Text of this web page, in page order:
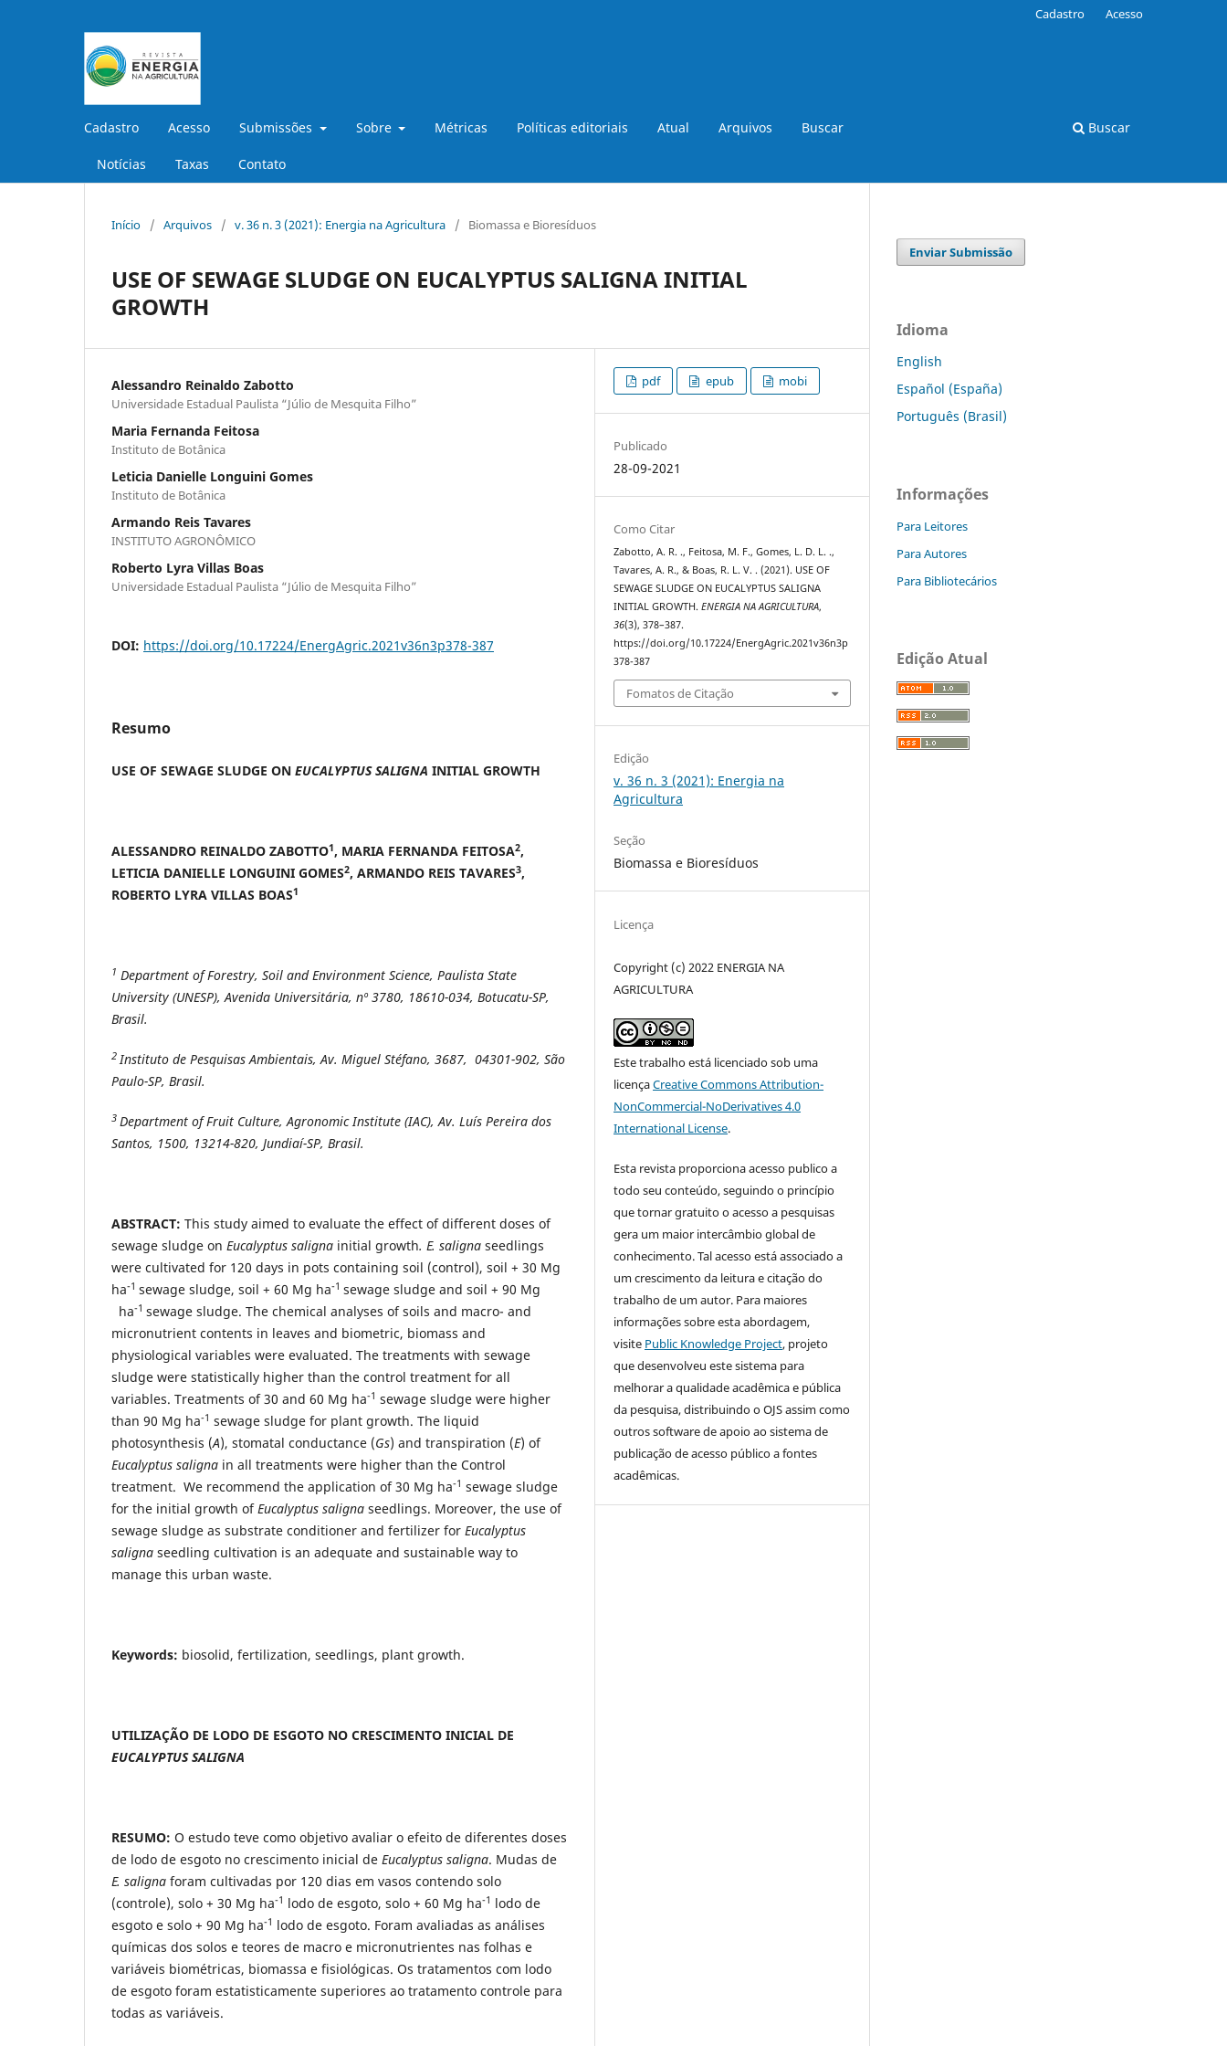
Cadastro Acesso Submissões Sobre Métricas Políticas editoriais Atual Arquivos Buscar
Notícias Taxas Contato
Buscar
Cadastro Acesso
Início / Arquivos / v. 36 n. 3 (2021): Energia na Agricultura / Biomassa e Bioresíduos
USE OF SEWAGE SLUDGE ON EUCALYPTUS SALIGNA INITIAL
GROWTH
Alessandro Reinaldo Zabotto
Universidade Estadual Paulista “Júlio de Mesquita Filho”
Maria Fernanda Feitosa
Instituto de Botânica
Leticia Danielle Longuini Gomes
Instituto de Botânica
Armando Reis Tavares
INSTITUTO AGRONÔMICO
Roberto Lyra Villas Boas
Universidade Estadual Paulista “Júlio de Mesquita Filho”
DOI: https://doi.org/10.17224/EnergAgric.2021v36n3p378-387
Resumo
USE OF SEWAGE SLUDGE ON EUCALYPTUS SALIGNA INITIAL GROWTH
ALESSANDRO REINALDO ZABOTTO1, MARIA FERNANDA FEITOSA2,
LETICIA DANIELLE LONGUINI GOMES2, ARMANDO REIS TAVARES3,
ROBERTO LYRA VILLAS BOAS1
1 Department of Forestry, Soil and Environment Science, Paulista State
University (UNESP), Avenida Universitária, nº 3780, 18610-034, Botucatu-SP,
Brasil.
2 Instituto de Pesquisas Ambientais, Av. Miguel Stéfano, 3687, 04301-902, São
Paulo-SP, Brasil.
3 Department of Fruit Culture, Agronomic Institute (IAC), Av. Luís Pereira dos
Santos, 1500, 13214-820, Jundiaí-SP, Brasil.
ABSTRACT: This study aimed to evaluate the effect of different doses of
sewage sludge on Eucalyptus saligna initial growth. E. saligna seedlings
were cultivated for 120 days in pots containing soil (control), soil + 30 Mg
ha-1 sewage sludge, soil + 60 Mg ha-1 sewage sludge and soil + 90 Mg
ha-1 sewage sludge. The chemical analyses of soils and macro- and
micronutrient contents in leaves and biometric, biomass and
physiological variables were evaluated. The treatments with sewage
sludge were statistically higher than the control treatment for all
variables. Treatments of 30 and 60 Mg ha-1 sewage sludge were higher
than 90 Mg ha-1 sewage sludge for plant growth. The liquid
photosynthesis (A), stomatal conductance (Gs) and transpiration (E) of
Eucalyptus saligna in all treatments were higher than the Control
treatment. We recommend the application of 30 Mg ha-1 sewage sludge
for the initial growth ofEucalyptus saligna seedlings. Moreover, the use of
sewage sludge as substrate conditioner and fertilizer for Eucalyptus
saligna seedling cultivation is an adequate and sustainable way to
manage this urban waste.
Keywords: biosolid, fertilization, seedlings, plant growth.
UTILIZAÇÃO DE LODO DE ESGOTO NO CRESCIMENTO INICIAL DE
EUCALYPTUS SALIGNA
RESUMO: O estudo teve como objetivo avaliar o efeito de diferentes doses
de lodo de esgoto no crescimento inicial de Eucalyptus saligna. Mudas de
E. saligna foram cultivadas por 120 dias em vasos contendo solo
(controle), solo + 30 Mg ha-1 lodo de esgoto, solo + 60 Mg ha-1 lodo de
esgoto e solo + 90 Mg ha-1 lodo de esgoto. Foram avaliadas as análises
químicas dos solos e teores de macro e micronutrientes nas folhas e
variáveis ​​biométricas, biomassa e fisiológicas. Os tratamentos com lodo
de esgoto foram estatisticamente superiores ao tratamento controle para
todas as variáveis.
pdf epub mobi
Publicado
28-09-2021
Como Citar
Zabotto, A. R. ., Feitosa, M. F., Gomes, L. D. L. .,
Tavares, A. R., & Boas, R. L. V. . (2021). USE OF
SEWAGE SLUDGE ON EUCALYPTUS SALIGNA
INITIAL GROWTH.ENERGIA NA AGRICULTURA,
36(3), 378–387.
https://doi.org/10.17224/EnergAgric.2021v36n3p
378-387
Fomatos de Citação
Edição
v. 36 n. 3 (2021): Energia na
Agricultura
Seção
Biomassa e Bioresíduos
Licença
Copyright (c) 2022 ENERGIA NA
AGRICULTURA
Este trabalho está licenciado sob uma
licençaCreative Commons Attribution-
NonCommercial-NoDerivatives 4.0
International License.
Esta revista proporciona acesso publico a
todo seu conteúdo, seguindo o princípio
que tornar gratuito o acesso a pesquisas
gera um maior intercâmbio global de
conhecimento. Tal acesso está associado a
um crescimento da leitura e citação do
trabalho de um autor. Para maiores
informações sobre esta abordagem,
visite Public Knowledge Project, projeto
que desenvolveu este sistema para
melhorar a qualidade acadêmica e pública
da pesquisa, distribuindo o OJS assim como
outros software de apoio ao sistema de
publicação de acesso público a fontes
acadêmicas.
Enviar Submissão
Idioma
English
Español (España)
Português (Brasil)
Informações
Para Leitores
Para Autores
Para Bibliotecários
Edição Atual